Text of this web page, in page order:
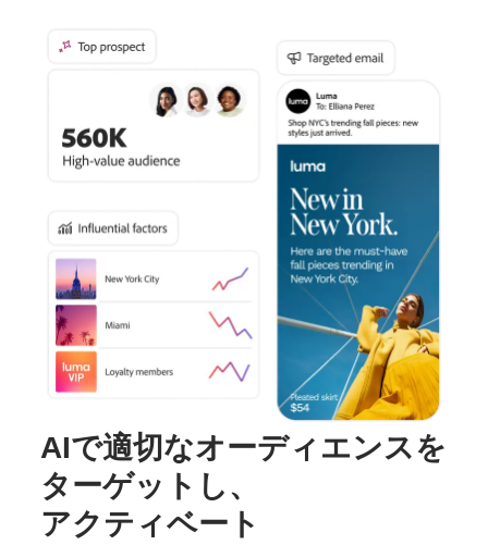
AIで適切なオーディエンスを
ターゲットし、
アクティベート